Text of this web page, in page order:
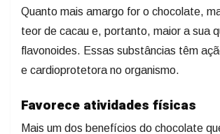
Quanto mais amargo for o chocolate,
teor de cacau e, portanto, maior a sua
flavonoides. Essas substâncias têm
e cardioprotetora no organismo.
Favorece atividades físicas
Mais um dos benefícios do chocolate